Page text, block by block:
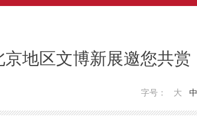
京地区文博新展邀您共赏
字号： 大 中